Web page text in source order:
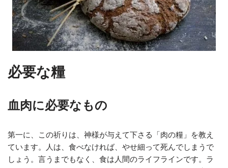
必要な糧
血肉に必要なもの
第一に、この祈りは、神様が与えて下さる「肉の糧」を教え
ています。人は、食べなければ、やせ細って死んでしまうで
しょう。言うまでもなく、食は人間のライフラインです。ラ